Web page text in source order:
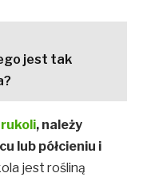
jest tak
, należy
lub półcieniu i
jest rośliną